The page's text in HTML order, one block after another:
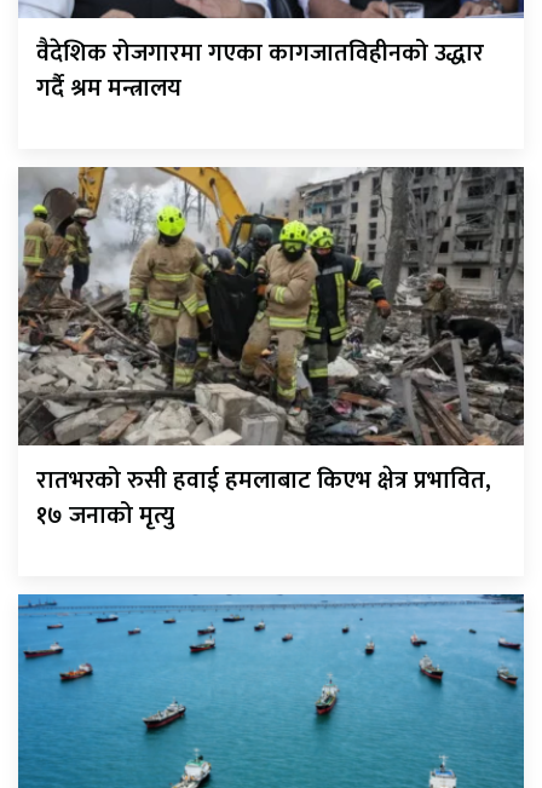
वैदेशिक रोजगारमा गएका कागजातविहीनको उद्धार
गर्दै श्रम मन्त्रालय
रातभरको रुसी हवाई हमलाबाट किएभ क्षेत्र प्रभावित,
१७ जनाको मृत्यु